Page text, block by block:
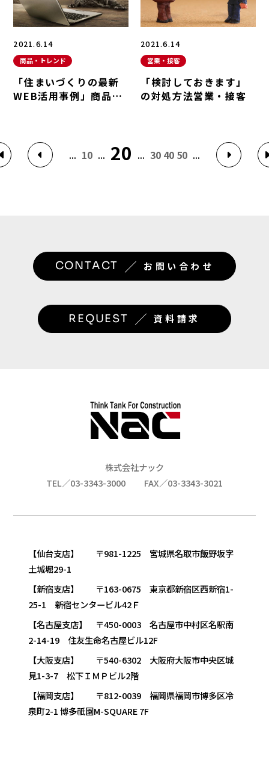
2021.6.14
商品・トレンド
「住まいづくりの最新
WEB活用事例」商品・
2021.6.14
営業・接客
「検討しておきます」
の対処方法営業・接客
... 10 ... 20 ... 30 40 50 ...
CONTACT ／ お問い合わせ
REQUEST ／ 資料請求
株式会社ナック
TEL／03-3343-3000
FAX／03-3343-3021
【仙台支店】 〒981-1225 宮城県名取市飯野坂字
土城堀29-1
【新宿支店】 〒163-0675 東京都新宿区西新宿1-
25-1 新宿センタービル42Ｆ
【名古屋支店】 〒450-0003 名古屋市中村区名駅南
2-14-19 住友生命名古屋ビル12F
【大阪支店】 〒540-6302 大阪府大阪市中央区城
見1-3-7 松下ＩＭＰビル2階
【福岡支店】 〒812-0039 福岡県福岡市博多区冷
泉町2-1 博多祇園M-SQUARE 7F